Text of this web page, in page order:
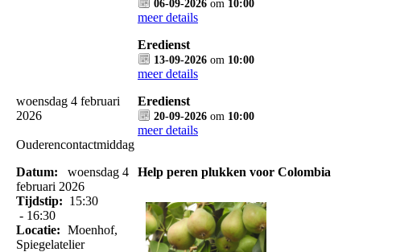
woensdag 4 februari
2026
Ouderencontactmiddag
Datum:
woensdag 4
februari 2026
Tijdstip: 15:30
- 16:30
Locatie: Moenhof,
Spiegelatelier
06-09-2026 om 10:00
meer details
Eredienst
13-09-2026 om 10:00
meer details
Eredienst
20-09-2026 om 10:00
meer details
Help peren plukken voor Colombia